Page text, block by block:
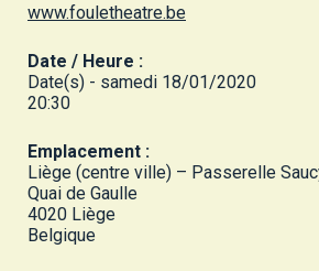
www.fouletheatre.be
Date / Heure :
Date(s) - samedi 18/01/2020
20:30
Emplacement :
Liège (centre ville) – Passerelle
Quai de Gaulle
4020 Liège
Belgique